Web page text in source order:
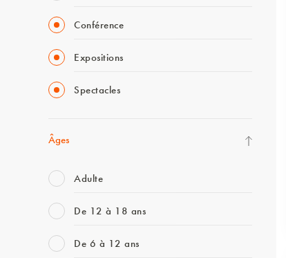
Conférence
Expositions
Spectacles
Âges
Adulte
De 12 à 18 ans
De 6 à 12 ans